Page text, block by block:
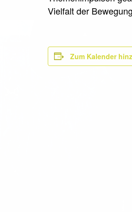
Vielfalt der
Zum Kalender